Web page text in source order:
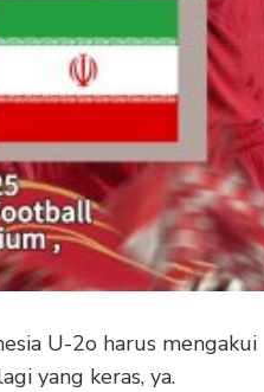
U-2o harus mengakui
yang keras, ya.